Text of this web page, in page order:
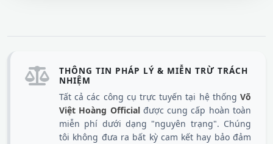
THÔNG TIN PHÁP LÝ & MIỄN TRỪ TRÁCH
NHIỆM
Tất cả các công cụ trực tuyến tại hệ thống Võ
Việt Hoàng Officialđược cung cấp hoàn toàn
miễn phí dưới dạng "nguyên trạng". Chúng
tôi không đưa ra bất kỳ cam kết hay bảo đảm